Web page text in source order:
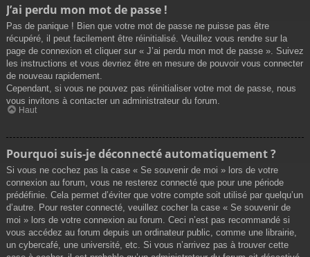
J’ai perdu mon mot de passe !
Pas de panique ! Bien que votre mot de passe ne puisse pas être
récupéré, il peut facilement être réinitialisé. Veuillez vous rendre sur la
page de connexion et cliquer sur « J’ai perdu mon mot de passe ». Suivez
les instructions et vous devriez être en mesure de pouvoir vous connecter
de nouveau rapidement.
Cependant, si vous ne pouvez pas réinitialiser votre mot de passe, nous
vous invitons à contacter un administrateur du forum.
Haut
Pourquoi suis-je déconnecté automatiquement ?
Si vous ne cochez pas la case « Se souvenir de moi » lors de votre
connexion au forum, vous ne resterez connecté que pour une période
prédéfinie. Cela permet d’éviter que votre compte soit utilisé par quelqu’un
d’autre. Pour rester connecté, veuillez cocher la case « Se souvenir de
moi » lors de votre connexion au forum. Ceci n’est pas recommandé si
vous accédez au forum depuis un ordinateur public, comme une librairie,
un cybercafé, une université, etc. Si vous n’arrivez pas à trouver cette